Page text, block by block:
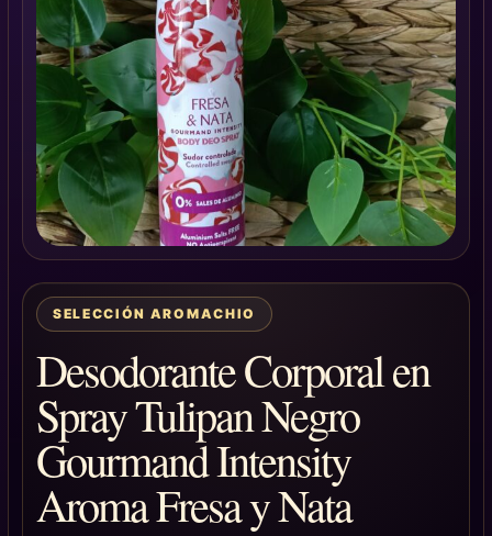
SELECCIÓN AROMACHIO
Desodorante Corporal en
Spray Tulipan Negro
Gourmand Intensity
Aroma Fresa y Nata